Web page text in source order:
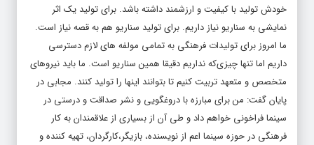
خودش تولید با کیفیت و ارزشمند داشته باشد. برای تولید یک اثر
نمایشی به سناریو نیاز داریم. برای تولید سناریو هم به قصه نیاز است.
ما امروز برای تولیدات فرهنگی به تمامی مولفه های لازم دسترسی
داریم اما تنها چیزی‌که نداریم دقیقا همین سناریو است. ما باید نیروهای
متخصص و متعهد تربیت کنیم تا بتوانند اینها را تولید کنند. مجابی در
پایان گفت: من برای مبارزه با دروغگویی و نشر صداقت و درستی در
سینما فراخونی خواهم داد و طی آن از بسیاری از علاقمندان به کار
فرهنگی در حوزه سینما اعم از نویسنده، بازیگر،کارگردان، تهیه کننده و